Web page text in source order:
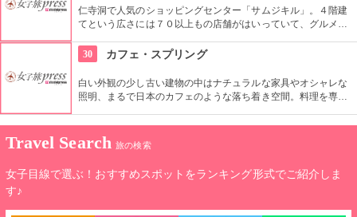
仁寺洞で人気のショッピングセンター「サムジキル」。４階建
てという広さには７０以上もの店舗がはいっていて、グルメや
では螺細製品や乗り下など、韓国の伝統工芸品を取り扱い、お
気に入りの１つが見つかるはず。
30 カフェ・スプリング
白い外観の少し古い建物の中はナチュラルな家具やオシャレな
照明、まるで日本のカフェのような落ち着き空間。料理を専門
どれもほっとする味わいのものばかり。
Travel Search 旅の検索
女子目線で選ぶ！おすすめスポットをランキング形式でご紹介しま
す♪